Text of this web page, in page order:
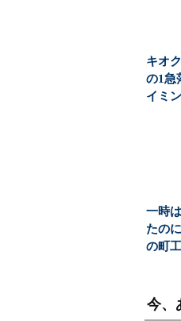
キオ
の1急
イミ
一時
たの
の町
今、